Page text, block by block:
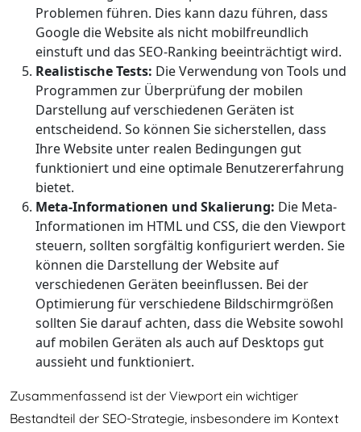
Problemen führen. Dies kann dazu führen, dass
Google die Website als nicht mobilfreundlich
einstuft und das SEO-Ranking beeinträchtigt wird.
Realistische Tests: Die Verwendung von Tools und
Programmen zur Überprüfung der mobilen
Darstellung auf verschiedenen Geräten ist
entscheidend. So können Sie sicherstellen, dass
Ihre Website unter realen Bedingungen gut
funktioniert und eine optimale Benutzererfahrung
bietet.
Meta-Informationen und Skalierung: Die Meta-
Informationen im HTML und CSS, die den Viewport
steuern, sollten sorgfältig konfiguriert werden. Sie
können die Darstellung der Website auf
verschiedenen Geräten beeinflussen. Bei der
Optimierung für verschiedene Bildschirmgrößen
sollten Sie darauf achten, dass die Website sowohl
auf mobilen Geräten als auch auf Desktops gut
aussieht und funktioniert.
Zusammenfassend ist der Viewport ein wichtiger
Bestandteil der SEO-Strategie, insbesondere im Kontext